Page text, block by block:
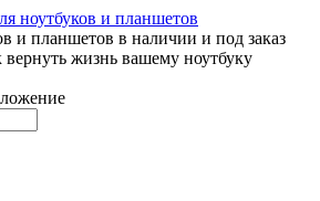
и планшетов в наличии и под заказ
жизнь вашему ноутбуку